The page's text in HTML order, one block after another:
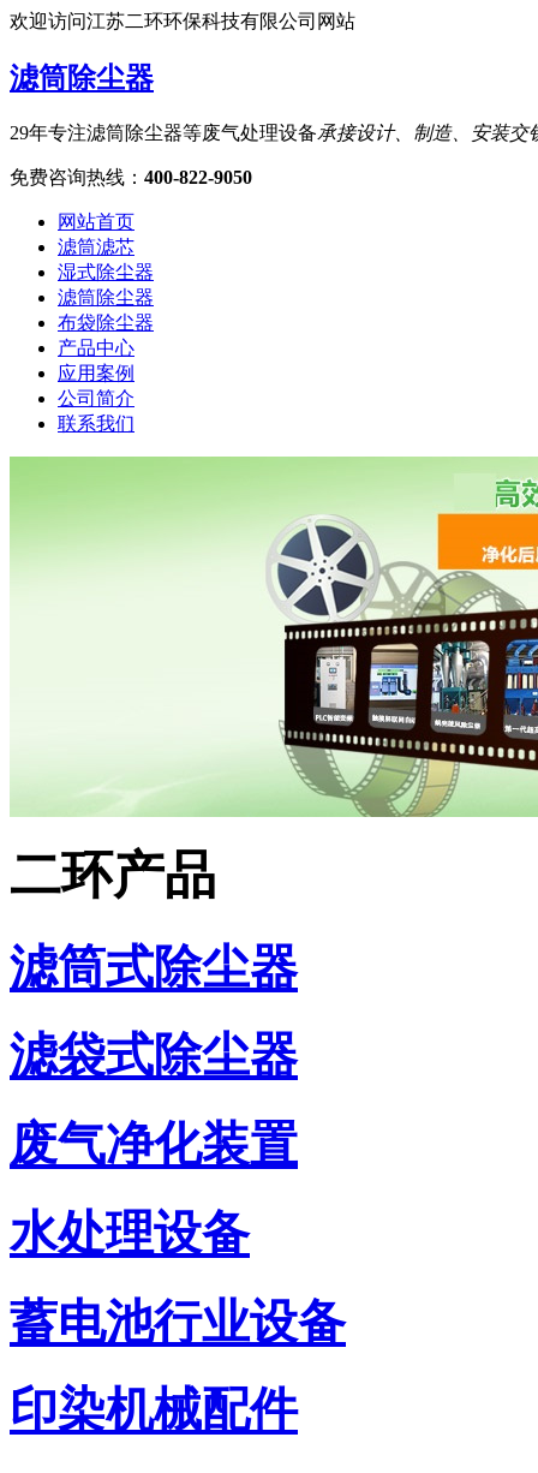
欢迎访问江苏二环环保科技有限公司网站
滤筒除尘器
29年专注滤筒除尘器等废气处理设备承接设计、制造、安装交
免费咨询热线 ： 400-822-9050
网站首页
滤筒滤芯
湿式除尘器
滤筒除尘器
布袋除尘器
产品中心
应用案例
公司简介
联系我们
二环产品
滤筒式除尘器
滤袋式除尘器
废气净化装置
水处理设备
蓄电池行业设备
印染机械配件